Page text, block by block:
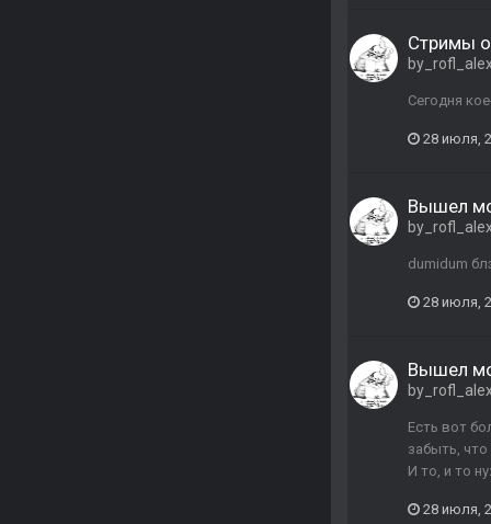
Стримы
Сегодня
28 июля,
Вышел
dumidum
28 июля,
Вышел
Есть вот
забыть,
И то, и то
28 июля,